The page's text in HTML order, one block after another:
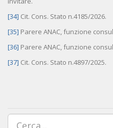
[34] Cit. Cons. Stato n.4185/2026.
[35] Parere ANAC, funzione
[36] Parere ANAC, funzione
[37] Cit. Cons. Stato n.4897/2025.